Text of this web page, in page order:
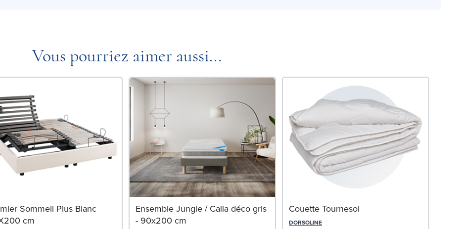
Vous pourriez aimer aussi...
Sommeil Plus Blanc
cm
Ensemble Jungle / Calla déco gris
- 90x200 cm
Couette Tournesol
DORSOLINE